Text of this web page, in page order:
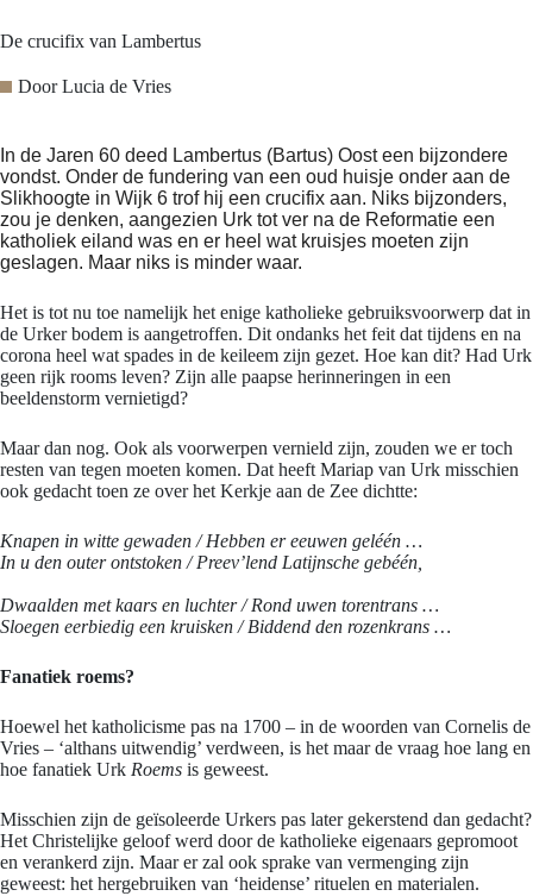
De crucifix van Lambertus
DoorLucia de Vries
In de Jaren 60 deed Lambertus (Bartus) Oosteen bijzondere
vondst. Onder de fundering van een oud huisje onder aan de
Slikhoogte in Wijk 6 trof hij een crucifix aan. Niks bijzonders,
zou je denken, aangezien Urk tot ver na de Reformatie een
katholiek eiland was en er heel wat kruisjes moeten zijn
geslagen. Maar niks is minder waar.
Het is tot nu toe namelijk het enige katholieke gebruiksvoorwerp dat in
de Urker bodem is aangetroffen. Dit ondanks het feit dat tijdens en na
corona heel wat spades in de keileem zijn gezet. Hoe kan dit? Had Urk
geen rijk rooms leven? Zijn alle paapse herinneringen in een
beeldenstorm vernietigd?
Maar dan nog. Ook als voorwerpen vernield zijn, zouden we er toch
resten van tegen moeten komen. Dat heeft Mariap van Urk misschien
ook gedacht toen ze over het Kerkje aan de Zee dichtte:
Knapen in witte gewaden /Hebben er eeuwen geléén …
In u den outer ontstoken /Preev’lend Latijnsche gebéén,
Dwaalden met kaars en luchter /Rond uwen torentrans …
Sloegen eerbiedig een kruisken /Biddend den rozenkrans …
Fanatiek roems?
Hoewel het katholicisme pas na 1700 – in de woorden van Cornelis de
Vries – ‘althans uitwendig’ verdween, is het maar de vraag hoe lang en
hoe fanatiek Urk Roems is geweest.
Misschien zijn de geïsoleerde Urkers pas later gekerstend dan gedacht?
Het Christelijke geloof werd door de katholieke eigenaars gepromoot
en verankerd zijn. Maar er zal ook sprake van vermenging zijn
geweest: het hergebruiken van ‘heidense’ rituelen en materialen.